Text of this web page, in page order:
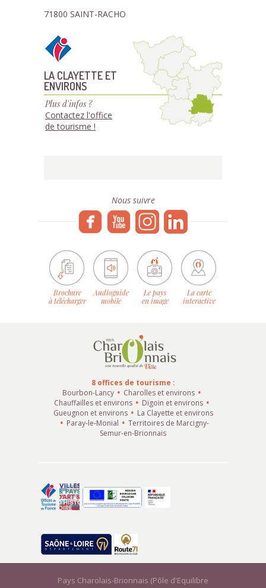
71800 SAINT-RACHO
LA CLAYETTE ET
ENVIRONS
Plus d'infos ?
Contactez l'office
de tourisme !
Nous suivre
Brochure
à télécharger
Audioguide
mobile
Le pays
en image
La carte
interactive
8 offices de tourisme :
Bourbon-Lancy
Charolles et environs
Chauffailles et environs
Digoin et environs
Gueugnon et environs
La Clayette et environs
Paray-le-Monial
Territoires de Marcigny-
Semur-en-Brionnais
Pays Charolais-Brionnais (Pôle d'Equilibre